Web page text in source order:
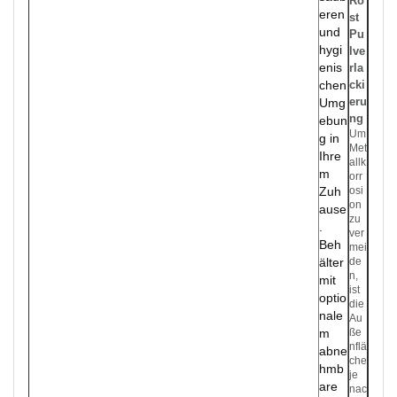
eren
und
hygi
enis
chen
Umg
ebun
g in
Ihre
m
Zuh
ause
Beh
älter
mit
optio
nale
m
abne
hmb
are
st
Pu
lve
rla
cki
eru
ng
Um
Met
allk
orr
osi
on
zu
ver
mei
de
n,
ist
die
Au
ße
nflä
che
je
nac